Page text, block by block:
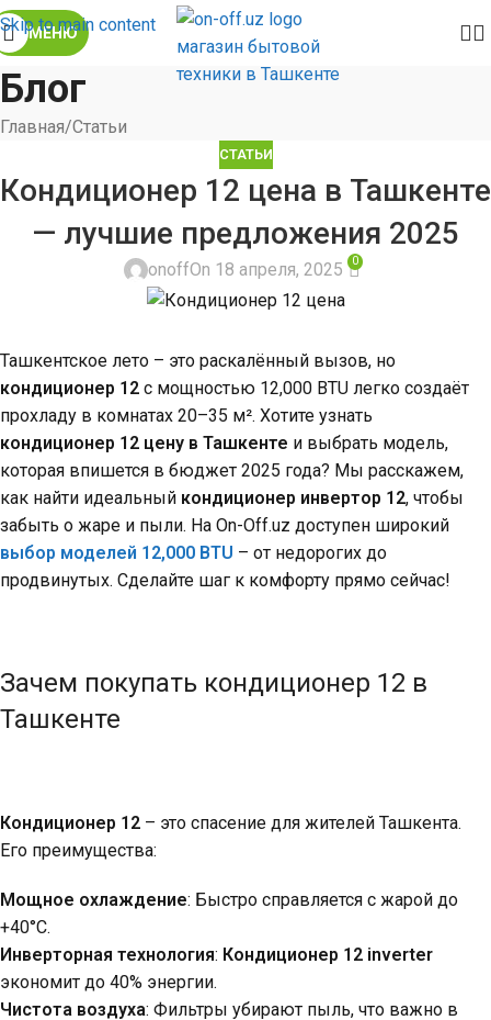
Skip to main content
МЕНЮ
Блог
Главная Статьи
СТАТЬИ
Кондиционер 12 цена в Ташкенте
— лучшие предложения 2025
onoffOn 18 апреля, 2025 0
Ташкентское лето – это раскалённый вызов, но
кондиционер 12 с мощностью 12,000 BTU легко создаёт
прохладу в комнатах 20–35 м². Хотите узнать
кондиционер 12 цену в Ташкенте и выбрать модель,
которая впишется в бюджет 2025 года? Мы расскажем,
как найти идеальный кондиционер инвертор 12, чтобы
забыть о жаре и пыли. На On-Off.uz доступен широкий
выбор моделей 12,000 BTU – от недорогих до
продвинутых. Сделайте шаг к комфорту прямо сейчас!
Зачем покупать кондиционер 12 в
Ташкенте
Кондиционер 12 – это спасение для жителей Ташкента.
Его преимущества:
Мощное охлаждение: Быстро справляется с жарой до
+40°C.
Инверторная технология: Кондиционер 12 inverter
экономит до 40% энергии.
Чистота воздуха: Фильтры убирают пыль, что важно в